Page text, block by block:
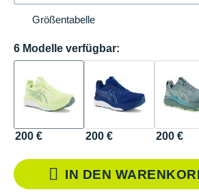
Größentabelle
6 Modelle verfügbar:
200 € 200 € 200 €
IN DEN